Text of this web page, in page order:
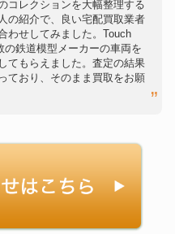
コレクションを大幅整理する
の紹介で、良い宅配買取業者
わせしてみました。Touch
鉄道模型メーカーの車両を
てもらえました。査定の結果
ており、そのまま買取をお願